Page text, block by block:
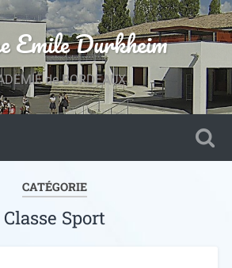
Emile Durkheim
de BORDEAUX.
CATÉGORIE
Classe Sport